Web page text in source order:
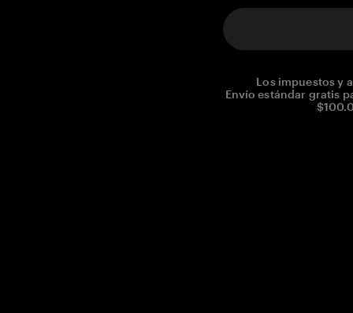
Los impuestos y
Envío estándar gratis